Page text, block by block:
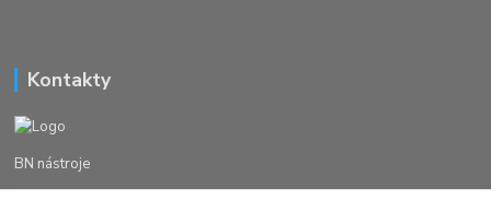
Kontakty
BN nástroje